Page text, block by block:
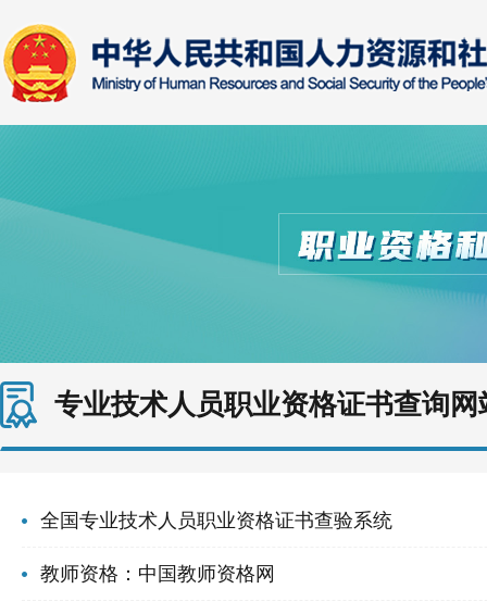
专业技术人员职业资格证书查询网
全国专业技术人员职业资格证书查验系统
教师资格：中国教师资格网